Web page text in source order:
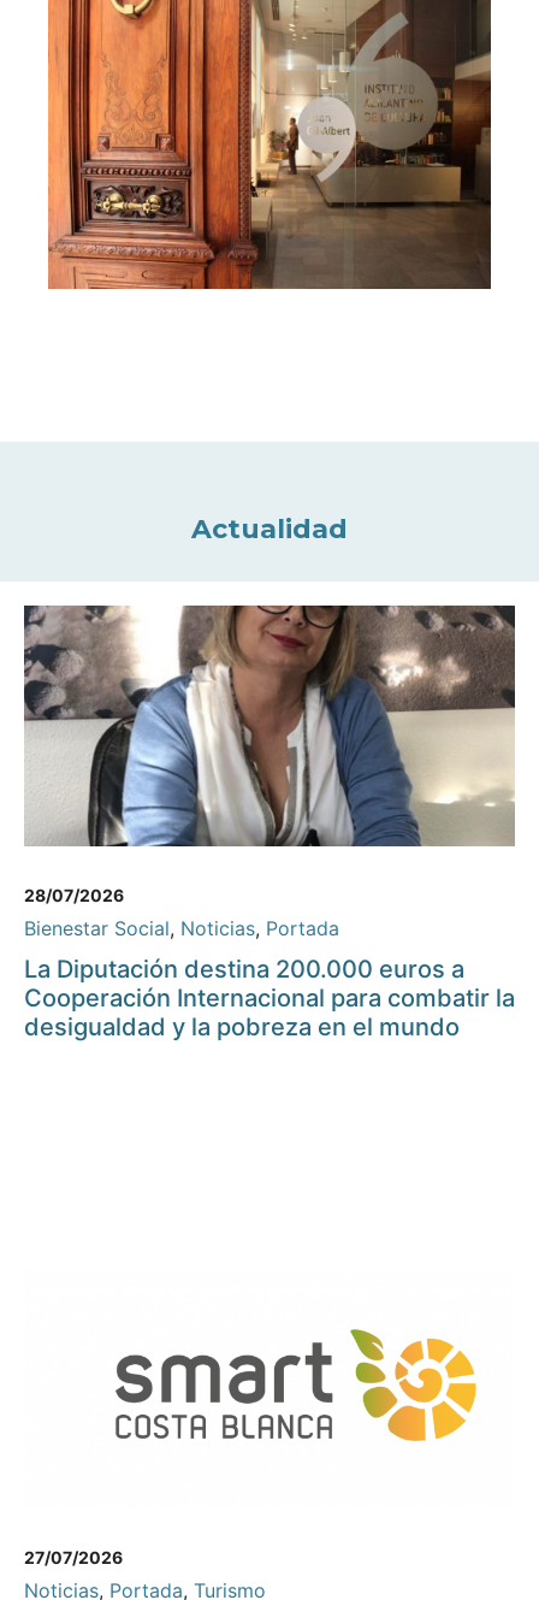
Actualidad
28/07/2026
Bienestar Social, Noticias, Portada
La Diputación destina 200.000 euros a
Cooperación Internacional para combatir la
desigualdad y la pobreza en el mundo
27/07/2026
Noticias, Portada, Turismo